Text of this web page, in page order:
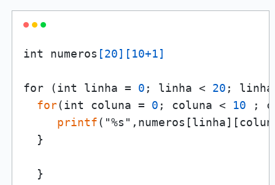
int numeros [20] [10+1]
for (int linha = 0 ; linha < 20 ;
for(int coluna = 0 ; coluna < 10 ;
printf
  }
  }